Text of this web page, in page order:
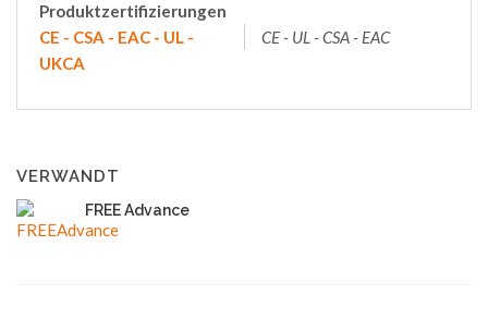
Produktzertifizierungen
CE - CSA - EAC - UL -
UKCA
CE - UL - CSA - EAC
VERWANDT
FREE Advance